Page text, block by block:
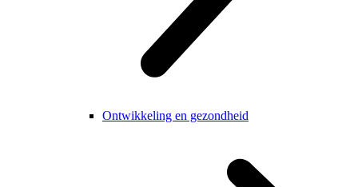
Ontwikkeling en gezondheid